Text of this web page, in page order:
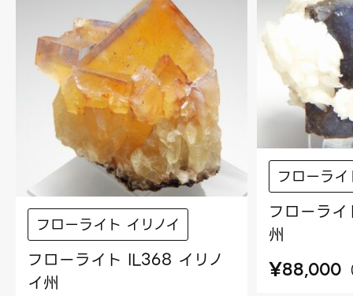
フローライト イリノイ
フローライト IL368 イリノ
イ州
フローラ
フローラ
州
¥88,000